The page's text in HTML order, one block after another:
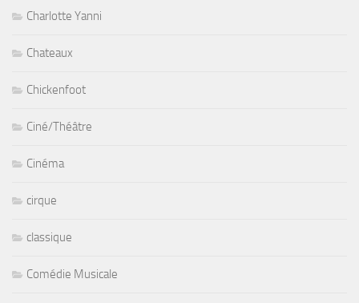
Charlotte Yanni
Chateaux
Chickenfoot
Ciné/Théâtre
Cinéma
cirque
classique
Comédie Musicale